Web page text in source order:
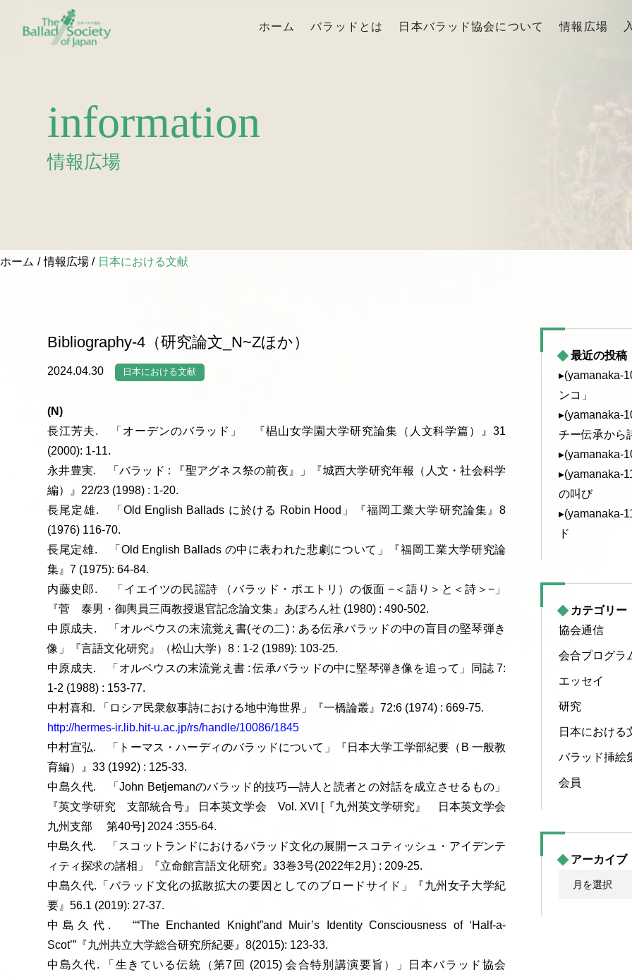
ホーム バラッドとは 日本バラッド協会について 情報広場
information
情報広場
ホーム 情報広場 日本における文献
Bibliography-4（研究論文_N~Zほか）
2024.04.30 日本における文献
(N)
長江芳夫. 「オーデンのバラッド」 『椙山女学園大学研究論集（人文科学篇）』31
(2000): 1-11.
永井豊実. 「バラッド : 『聖アグネス祭の前夜』」『城西大学研究年報（人文・社会科学
編）』22/23 (1998) : 1-20.
長尾定雄. 「Old English Ballads に於ける Robin Hood」『福岡工業大学研究論集』8
(1976) 116-70.
長尾定雄. 「Old English Ballads の中に表われた悲劇について」『福岡工業大学研究論
集』7 (1975): 64-84.
内藤史郎. 「イエイツの民謡詩 （バラッド・ポエトリ）の仮面 −＜語り＞と＜詩＞−」
『菅 泰男・御輿員三両教授退官記念論文集』あぽろん社 (1980) : 490-502.
中原成夫. 「オルペウスの末流覚え書(その二) : ある伝承バラッドの中の盲目の堅琴弾き
像」『言語文化研究』（松山大学）8 : 1-2 (1989): 103-25.
中原成夫. 「オルペウスの末流覚え書 : 伝承バラッドの中に堅琴弾き像を追って」同誌 7:
1-2 (1988) : 153-77.
中村喜和. 「ロシア民衆叙事詩における地中海世界」『一橋論叢』72:6 (1974) : 669-75.
http://hermes-ir.lib.hit-u.ac.jp/rs/handle/10086/1845
中村宣弘. 「トーマス・ハーディのバラッドについて」『日本大学工学部紀要（B 一般教
育編）』33 (1992) : 125-33.
中島久代. 「John Betjemanのバラッド的技巧—詩人と読者との対話を成立させるもの」
『英文学研究 支部統合号』 日本英文学会 Vol. XVI [『九州英文学研究』 日本英文学会
九州支部 第40号] 2024 :355-64.
中島久代. 「スコットランドにおけるバラッド文化の展開ースコティッシュ・アイデンテ
ィティ探求の諸相」『立命館言語文化研究』33巻3号(2022年2月) : 209-25.
中島久代.「バラッド文化の拡散拡大の要因としてのブロードサイド」『九州女子大学紀
要』56.1 (2019): 27-37.
中島久代. ““The Enchanted Knight”and Muir’s Identity Consciousness of ‘Half-a-
Scot’”『九州共立大学総合研究所紀要』8(2015): 123-33.
中島久代. 「生きている伝統（第7回 (2015) 会合特別講演要旨）」日本バラッド協会
最近の投稿
▸(yamanaka-
ンコ」
▸(yamanaka-
チー伝承から
▸(yamanaka-
▸(yamanaka-
の叫び
▸(yamanaka-
ド
カテゴリー
協会通信
会合プログラ
エッセイ
研究
日本における
バラッド挿絵
会員
アーカイブ